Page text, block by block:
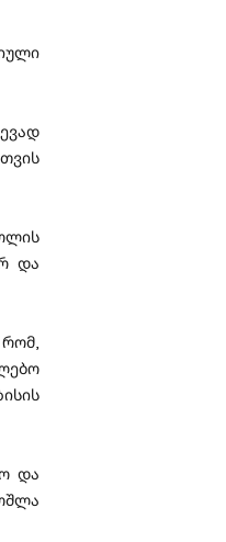
და
და